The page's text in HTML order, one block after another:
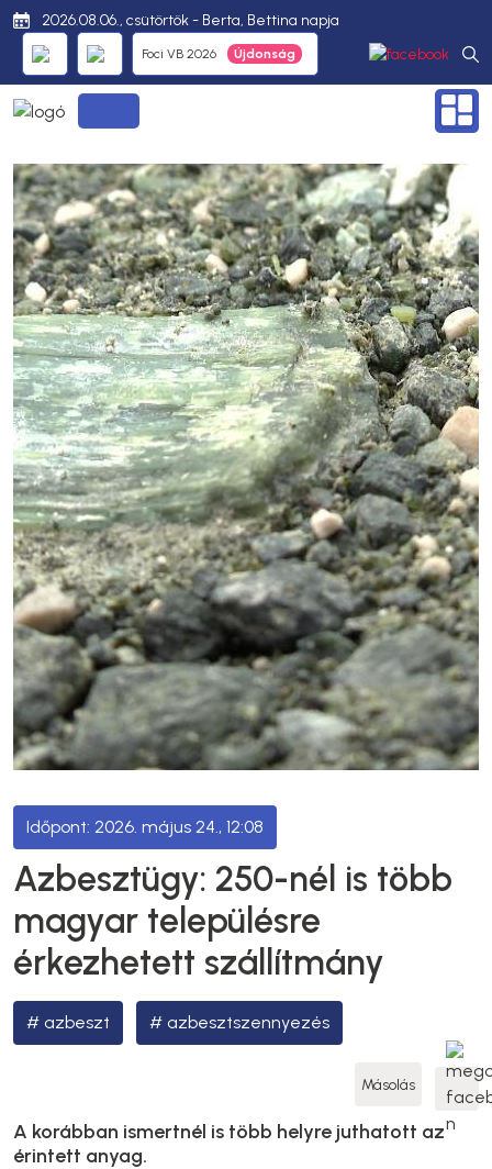
2026.08.06., csütörtök - Berta, Bettina napja
Foci VB 2026
2026. május 24., 12:08
Azbesztügy: 250-nél is több
magyar településre
érkezhetett szállítmány
azbeszt azbesztszennyezés
Másolás
A korábban ismertnél is több helyre juthatott az
érintett anyag.